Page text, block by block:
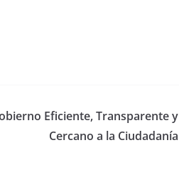
Eficiente, Transparente y
Cercano a la Ciudadanía